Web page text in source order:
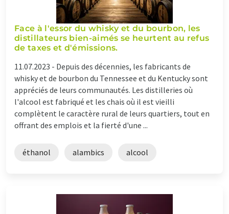
Face à l'essor du whisky et du bourbon, les
distillateurs bien-aimés se heurtent au refus
de taxes et d'émissions.
11.07.2023 - Depuis des décennies, les fabricants de
whisky et de bourbon du Tennessee et du Kentucky sont
appréciés de leurs communautés. Les distilleries où
l'alcool est fabriqué et les chais où il est vieilli
complètent le caractère rural de leurs quartiers, tout en
offrant des emplois et la fierté d'une ...
éthanol alambics alcool